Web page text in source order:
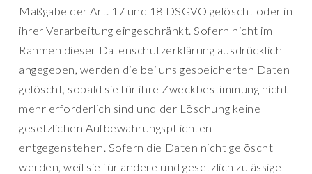
Maßgabe der Art. 17 und 18 DSGVO gelöscht oder in
ihrer Verarbeitung eingeschränkt. Sofern nicht im
Rahmen dieser Datenschutzerklärung ausdrücklich
angegeben, werden die bei uns gespeicherten Daten
gelöscht, sobald sie für ihre Zweckbestimmung nicht
mehr erforderlich sind und der Löschung keine
gesetzlichen Aufbewahrungspflichten
entgegenstehen. Sofern die Daten nicht gelöscht
werden, weil sie für andere und gesetzlich zulässige